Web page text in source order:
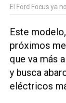
El Ford Focus ya
Este
próximos
que va más
y busca
eléctricos